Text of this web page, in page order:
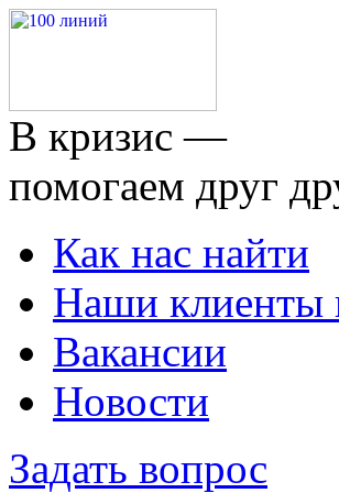
В кризис —
помогаем друг
Как нас найти
Наши клиенты
Вакансии
Новости
Задать вопрос